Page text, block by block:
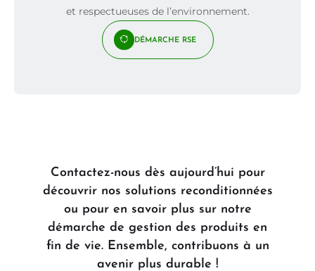
et respectueuses de l’environnement.
DÉMARCHE RSE
Contactez-nous dès aujourd’hui pour
découvrir nos solutions reconditionnées
ou pour en savoir plus sur notre
démarche de gestion des produits en
fin de vie. Ensemble, contribuons à un
avenir plus durable !